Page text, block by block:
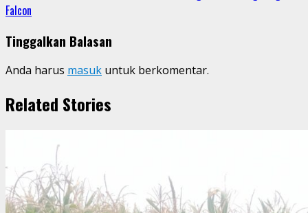
Falcon
Tinggalkan Balasan
Anda harus masuk untuk berkomentar.
Related Stories